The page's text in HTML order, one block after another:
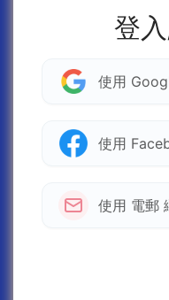
登
使用
使用
使用 電郵